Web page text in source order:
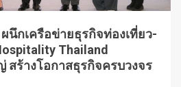
นึกเครือข่ายธุรกิจท่องเที่ยว-
Thailand
สร้างโอกาสธุรกิจครบวงจร